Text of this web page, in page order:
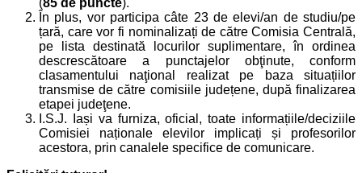
În plus, vor participa câte 23 de elevi/an de studiu/pe
țară, care vor fi nominalizați de către Comisia Centrală,
pe lista destinată locurilor suplimentare, în ordinea
descrescătoare a punctajelor obţinute, conform
clasamentului naţional realizat pe baza situațiilor
transmise de către comisiile județene, după finalizarea
etapei judeţene.
I.S.J. Iași va furniza, oficial, toate informațiile/deciziile
Comisiei naționale elevilor implicați și profesorilor
acestora, prin canalele specifice de comunicare.